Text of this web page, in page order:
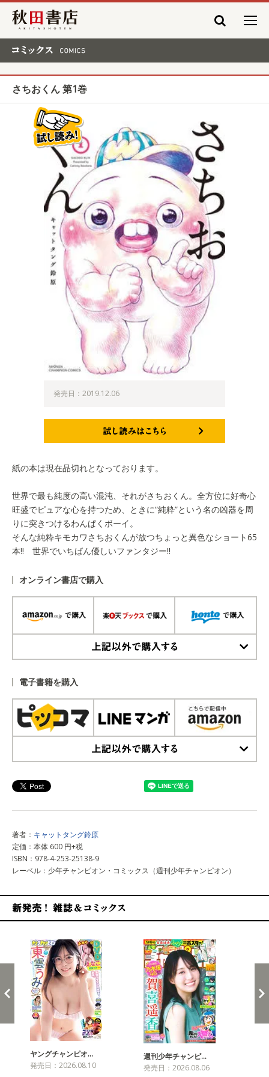
秋田書店
さちおくん 第1巻
発売日：2019.12.06
紙の本は現在品切れとなっております。
世界で最も純度の高い混沌、それがさちおくん。全方位に好奇心
旺盛でピュアな心を持つため、ときに“純粋”という名の凶器を周
りに突きつけるわんぱくボーイ。
そんな純粋キモカワさちおくんが放つちょっと異色なショート65
本!! 世界でいちばん優しいファンタジー!!
オンライン書店で購入
電子書籍を購入
著者： キャットタング鈴原
定価：本体 600 円+税
ISBN：978-4-253-25138-9
レーベル：少年チャンピオン・コミックス（週刊少年チャンピオン）
ヤングチャンピオ…
発売日：2026.08.10
週刊少年チャンピ…
発売日：2026.08.06